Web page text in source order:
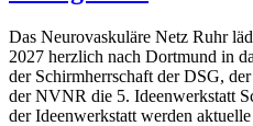
Das Neurovaskuläre Netz Ruhr
2027 herzlich nach Dortmund in
der Schirmherrschaft der DSG,
der NVNR die 5. Ideenwerkstatt
der Ideenwerkstatt werden